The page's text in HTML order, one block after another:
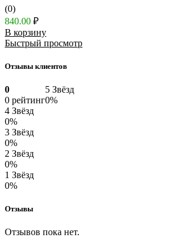
(0)
840.00 ₽
В корзину
Быстрый просмотр
Отзывы клиентов
0
0 рейтинг
5 Звёзд
0%
4 Звёзд
0%
3 Звёзд
0%
2 Звёзд
0%
1 Звёзд
0%
Отзывы
Отзывов пока нет.